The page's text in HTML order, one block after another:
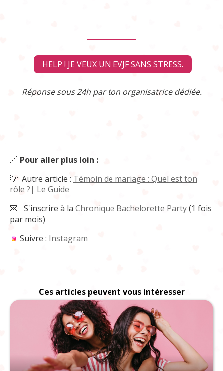
HELP ! JE VEUX UN EVJF SANS STRESS.
Réponse sous 24h par ton organisatrice dédiée.
🔗 Pour aller plus loin :
💡 Autre article : Témoin de mariage : Quel est ton
rôle ?| Le Guide
💌 S'inscrire à la Chronique Bachelorette Party(1 fois
par mois)
Suivre : Instagram
Ces articles peuvent vous intéresser